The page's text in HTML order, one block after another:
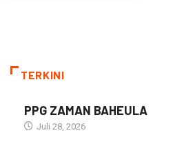
TERKINI
PPG ZAMAN BAHEULA
Juli 28, 2026